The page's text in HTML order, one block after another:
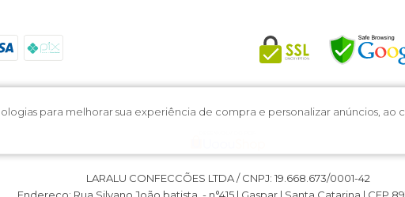
para melhorar sua experiência de compra e personalizar anúncios, ao
LARALU CONFECCÕES LTDA / CNPJ: 19.668.673/0001-42
Endereço: Rua Silvano João batista, - n°415 | Gaspar | Santa Catarina | CEP